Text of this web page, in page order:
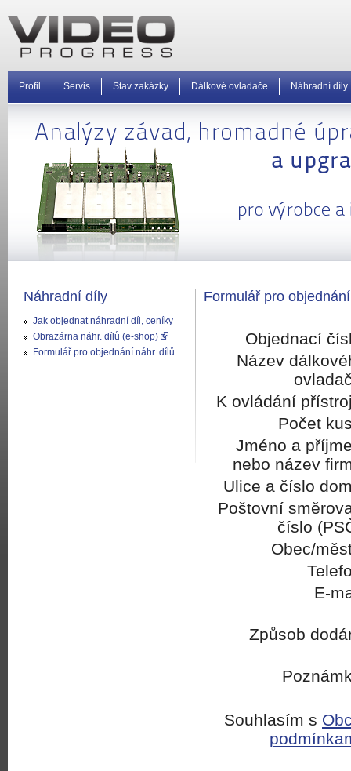
Profil Servis Stav zakázky Dálkové ovladače Náhradní díly
Náhradní díly
Jak objednat náhradní díl, ceníky
Obrazárna náhr. dílů (e-shop)
Formulář pro objednání náhr. dílů
Formulář pro
Objednací
Název
K ovládání
Počet
Jméno a
nebo název
Ulice a číslo
Poštovní
číslo
Obec/
E-
Způsob
Souhlasím s